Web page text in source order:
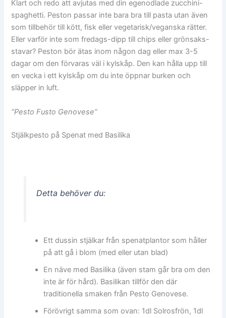
Klart och redo att avjutas med din egenodlade zucchini-
spaghetti. Peston passar inte bara bra till pasta utan även
som tillbehör till kött, fisk eller vegetarisk/veganska rätter.
Eller varför inte som fredags-dipp till chips eller grönsaks-
stavar? Peston bör ätas inom någon dag eller max 3-5
dagar om den förvaras väl i kylskåp. Den kan hålla upp till
en vecka i ett kylskåp om du inte öppnar burken och
släpper in luft.
“Pesto Fusto Genovese”
Stjälkpesto på Spenat med Basilika
Detta behöver du:
Ett dussin stjälkar från spenatplantor som håller
på att gå i blom (med eller utan blad)
En näve med Basilika (även stam går bra om den
inte är för hård). Basilikan tillför den där
traditionella smaken från Pesto Genovese.
Förövrigt samma som ovan: 1dl Solrosfrön, 1dl